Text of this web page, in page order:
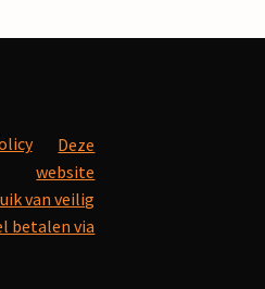
Deze
website
van veilig
betalen via